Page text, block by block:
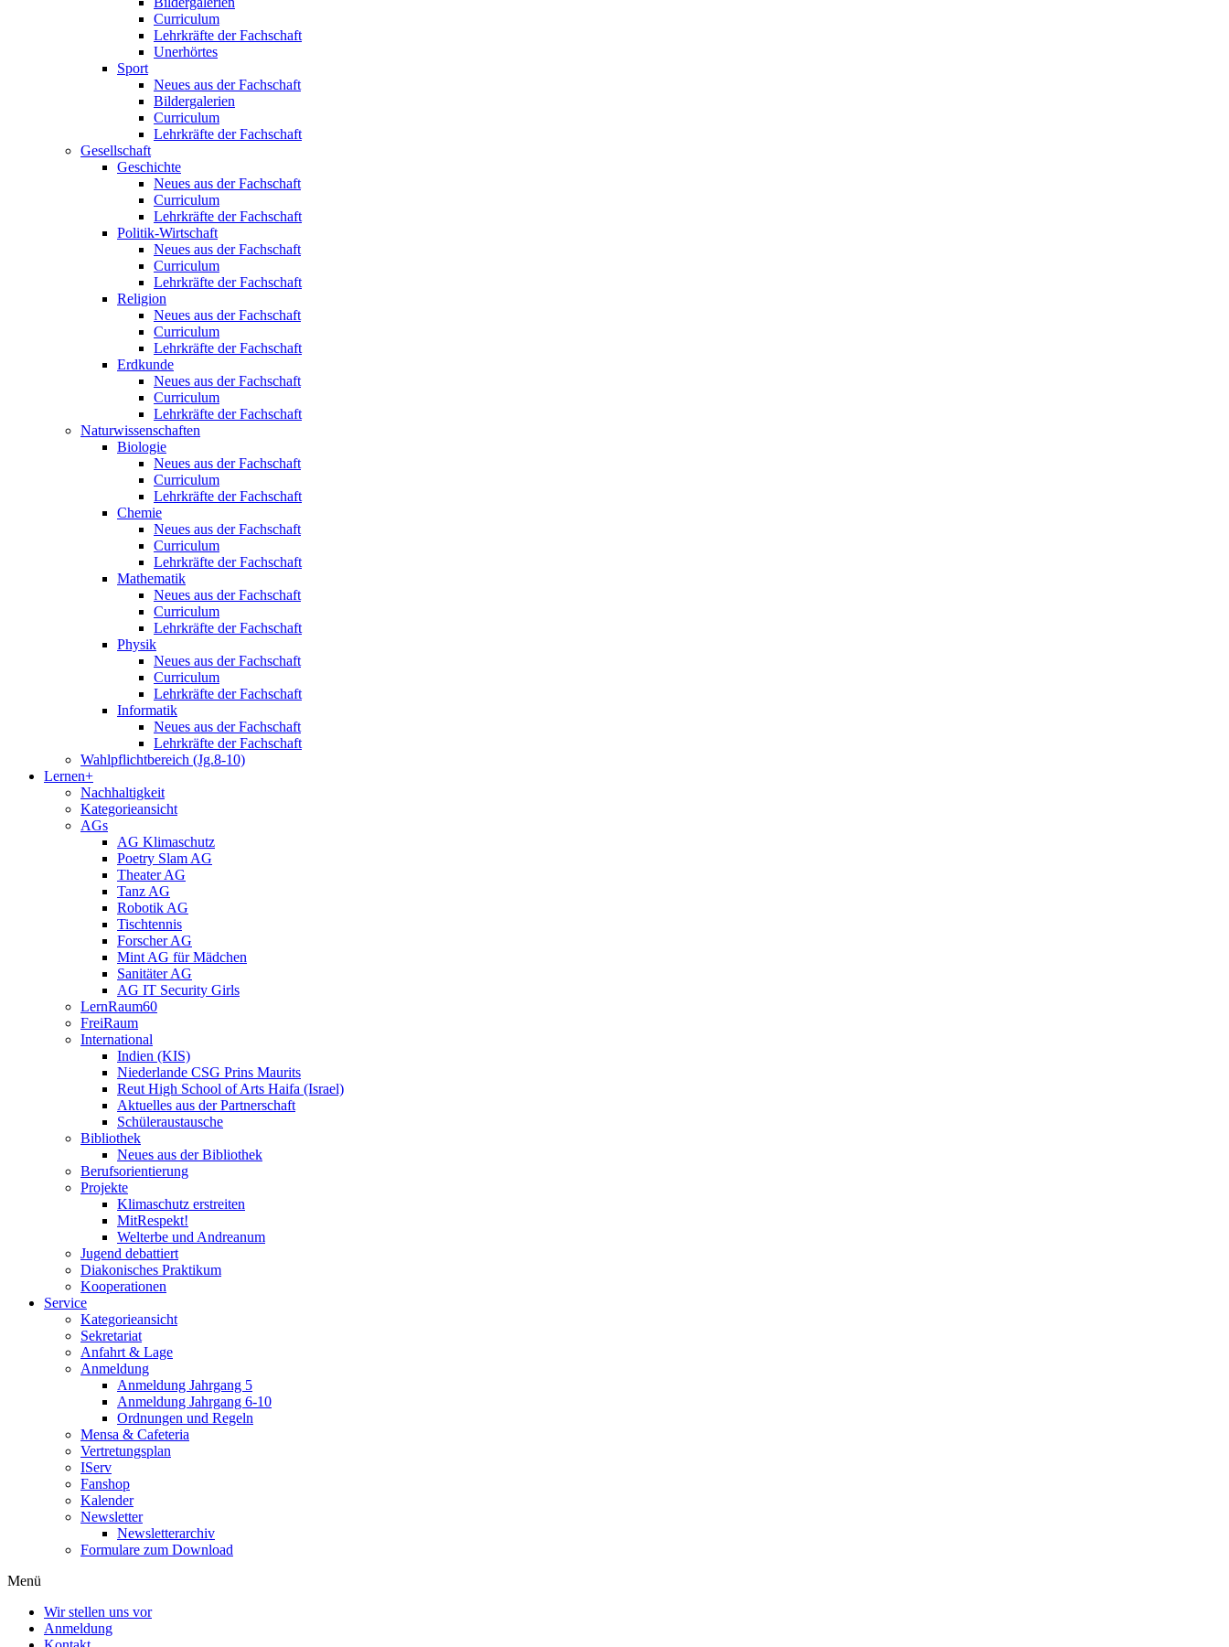
Curriculum
Lehrkräfte der Fachschaft
Unerhörtes
Sport
Neues aus der Fachschaft
Bildergalerien
Curriculum
Lehrkräfte der Fachschaft
Gesellschaft
Geschichte
Neues aus der Fachschaft
Curriculum
Lehrkräfte der Fachschaft
Politik-Wirtschaft
Neues aus der Fachschaft
Curriculum
Lehrkräfte der Fachschaft
Religion
Neues aus der Fachschaft
Curriculum
Lehrkräfte der Fachschaft
Erdkunde
Neues aus der Fachschaft
Curriculum
Lehrkräfte der Fachschaft
Naturwissenschaften
Biologie
Neues aus der Fachschaft
Curriculum
Lehrkräfte der Fachschaft
Chemie
Neues aus der Fachschaft
Curriculum
Lehrkräfte der Fachschaft
Mathematik
Neues aus der Fachschaft
Curriculum
Lehrkräfte der Fachschaft
Physik
Neues aus der Fachschaft
Curriculum
Lehrkräfte der Fachschaft
Informatik
Neues aus der Fachschaft
Lehrkräfte der Fachschaft
Wahlpflichtbereich (Jg.8-10)
Lernen+
Nachhaltigkeit
Kategorieansicht
AGs
AG Klimaschutz
Poetry Slam AG
Theater AG
Tanz AG
Robotik AG
Tischtennis
Forscher AG
Mint AG für Mädchen
Sanitäter AG
AG IT Security Girls
LernRaum60
FreiRaum
International
Indien (KIS)
Niederlande CSG Prins Maurits
Reut High School of Arts Haifa (Israel)
Aktuelles aus der Partnerschaft
Schüleraustausche
Bibliothek
Neues aus der Bibliothek
Berufsorientierung
Projekte
Klimaschutz erstreiten
MitRespekt!
Welterbe und Andreanum
Jugend debattiert
Diakonisches Praktikum
Kooperationen
Service
Kategorieansicht
Sekretariat
Anfahrt & Lage
Anmeldung
Anmeldung Jahrgang 5
Anmeldung Jahrgang 6-10
Ordnungen und Regeln
Mensa & Cafeteria
Vertretungsplan
IServ
Fanshop
Kalender
Newsletter
Newsletterarchiv
Formulare zum Download
Menü
Wir stellen uns vor
Anmeldung